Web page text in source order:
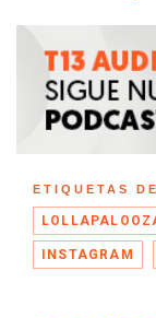
ETIQUETAS
INSTAGRAM